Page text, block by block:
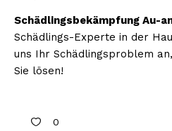
Schädlingsbekämpfung Au-
Schädlings-Experte in der
uns Ihr Schädlingsproblem
Sie lösen!
0